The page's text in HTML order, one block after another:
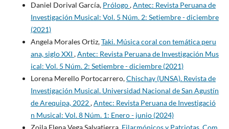
Daniel Dorival García, Prólogo,Antec: Revista Peruana de
Investigación Musical: Vol. 5 Núm. 2: Setiembre - diciembre
(2021)
Angela Morales Ortiz,Taki. Música coral con temática peru
ana, siglo XXI ,Antec: Revista Peruana de Investigación Mus
ical: Vol. 5 Núm. 2: Setiembre - diciembre (2021)
Lorena Merello Portocarrero,Chischay (UNSA). Revista de
Investigación Musical. Universidad Nacional de San Agustín
de Arequipa, 2022,Antec: Revista Peruana de Investigació
n Musical: Vol. 8 Núm. 1: Enero - junio (2024)